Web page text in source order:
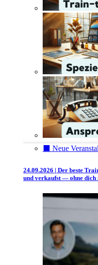
⬛️ Neue
24.09.2026 | Der beste
und verkaufst — ohne dich